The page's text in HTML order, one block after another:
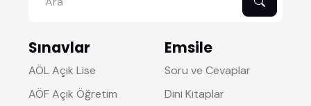
Sınavlar
AÖL Açık Lise
AÖF Açık Öğretim
Emsile
Soru ve Cevaplar
Dini Kitaplar